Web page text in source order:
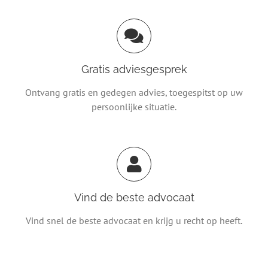
Gratis adviesgesprek
Ontvang gratis en gedegen advies, toegespitst op uw
persoonlijke situatie.
Vind de beste advocaat
Vind snel de beste advocaat en krijg u recht op heeft.